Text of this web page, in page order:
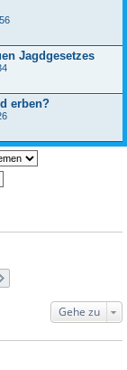
Jagdgesetzes
erben?
Gehe zu